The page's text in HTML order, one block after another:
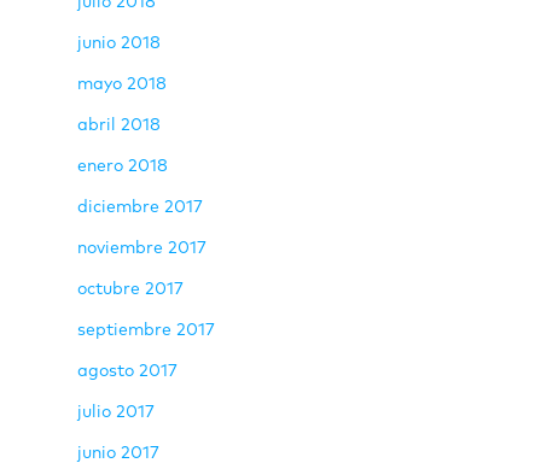
junio 2018
mayo 2018
abril 2018
enero 2018
diciembre 2017
noviembre 2017
octubre 2017
septiembre 2017
agosto 2017
julio 2017
junio 2017